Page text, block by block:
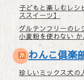
子どもと楽しむレシ
ススイーツ】
グルテンフリーのレ
小麦粉を使わない か
わんこ倶楽
珍しいミックス犬の